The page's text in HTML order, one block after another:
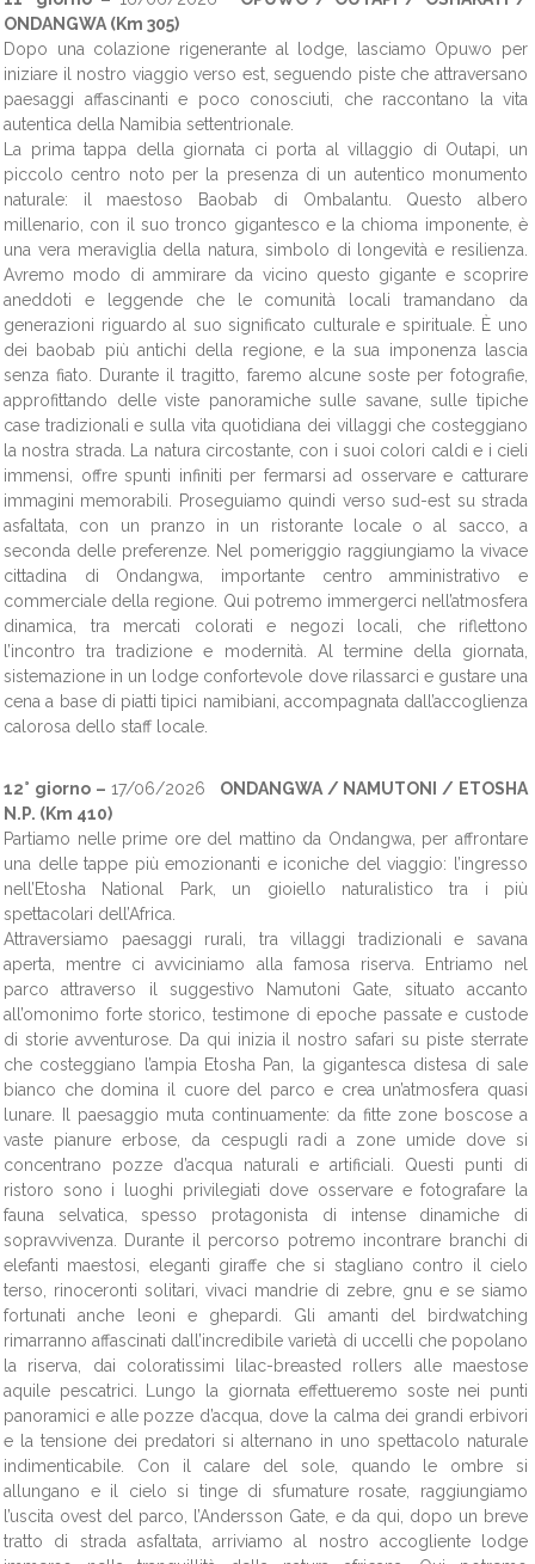
ONDANGWA (Km 305)
Dopo una colazione rigenerante al lodge, lasciamo Opuwo per
iniziare il nostro viaggio verso est, seguendo piste che attraversano
paesaggi affascinanti e poco conosciuti, che raccontano la vita
autentica della Namibia settentrionale.
La prima tappa della giornata ci porta al villaggio di Outapi, un
piccolo centro noto per la presenza di un autentico monumento
naturale: il maestoso Baobab di Ombalantu. Questo albero
millenario, con il suo tronco gigantesco e la chioma imponente, è
una vera meraviglia della natura, simbolo di longevità e resilienza.
Avremo modo di ammirare da vicino questo gigante e scoprire
aneddoti e leggende che le comunità locali tramandano da
generazioni riguardo al suo significato culturale e spirituale. È uno
dei baobab più antichi della regione, e la sua imponenza lascia
senza fiato. Durante il tragitto, faremo alcune soste per fotografie,
approfittando delle viste panoramiche sulle savane, sulle tipiche
case tradizionali e sulla vita quotidiana dei villaggi che costeggiano
la nostra strada. La natura circostante, con i suoi colori caldi e i cieli
immensi, offre spunti infiniti per fermarsi ad osservare e catturare
immagini memorabili. Proseguiamo quindi verso sud-est su strada
asfaltata, con un pranzo in un ristorante locale o al sacco, a
seconda delle preferenze. Nel pomeriggio raggiungiamo la vivace
cittadina di Ondangwa, importante centro amministrativo e
commerciale della regione. Qui potremo immergerci nell’atmosfera
dinamica, tra mercati colorati e negozi locali, che riflettono
l’incontro tra tradizione e modernità. Al termine della giornata,
sistemazione in un lodge confortevole dove rilassarci e gustare una
cena a base di piatti tipici namibiani, accompagnata dall’accoglienza
calorosa dello staff locale.
12° giorno – 17/06/2026 ONDANGWA / NAMUTONI / ETOSHA
N.P. (Km 410)
Partiamo nelle prime ore del mattino da Ondangwa, per affrontare
una delle tappe più emozionanti e iconiche del viaggio: l’ingresso
nell’Etosha National Park, un gioiello naturalistico tra i più
spettacolari dell’Africa.
Attraversiamo paesaggi rurali, tra villaggi tradizionali e savana
aperta, mentre ci avviciniamo alla famosa riserva. Entriamo nel
parco attraverso il suggestivo Namutoni Gate, situato accanto
all’omonimo forte storico, testimone di epoche passate e custode
di storie avventurose. Da qui inizia il nostro safari su piste sterrate
che costeggiano l’ampia Etosha Pan, la gigantesca distesa di sale
bianco che domina il cuore del parco e crea un’atmosfera quasi
lunare. Il paesaggio muta continuamente: da fitte zone boscose a
vaste pianure erbose, da cespugli radi a zone umide dove si
concentrano pozze d’acqua naturali e artificiali. Questi punti di
ristoro sono i luoghi privilegiati dove osservare e fotografare la
fauna selvatica, spesso protagonista di intense dinamiche di
sopravvivenza. Durante il percorso potremo incontrare branchi di
elefanti maestosi, eleganti giraffe che si stagliano contro il cielo
terso, rinoceronti solitari, vivaci mandrie di zebre, gnu e se siamo
fortunati anche leoni e ghepardi. Gli amanti del birdwatching
rimarranno affascinati dall’incredibile varietà di uccelli che popolano
la riserva, dai coloratissimi lilac-breasted rollers alle maestose
aquile pescatrici. Lungo la giornata effettueremo soste nei punti
panoramici e alle pozze d’acqua, dove la calma dei grandi erbivori
e la tensione dei predatori si alternano in uno spettacolo naturale
indimenticabile. Con il calare del sole, quando le ombre si
allungano e il cielo si tinge di sfumature rosate, raggiungiamo
l’uscita ovest del parco, l’Andersson Gate, e da qui, dopo un breve
tratto di strada asfaltata, arriviamo al nostro accogliente lodge